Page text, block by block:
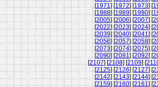
[1971] [1972] [1973] [
[1988] [1989] [1990] [
[2005] [2006] [2007] [
[2022] [2023] [2024] [
[2039] [2040] [2041] [
[2056] [2057] [2058] [
[2073] [2074] [2075] [
[2090] [2091] [2092] [
[2107] [2108] [2109] [
[2125] [2126] [2127] [
[2142] [2143] [2144] [
[2159] [2160] [2161] [